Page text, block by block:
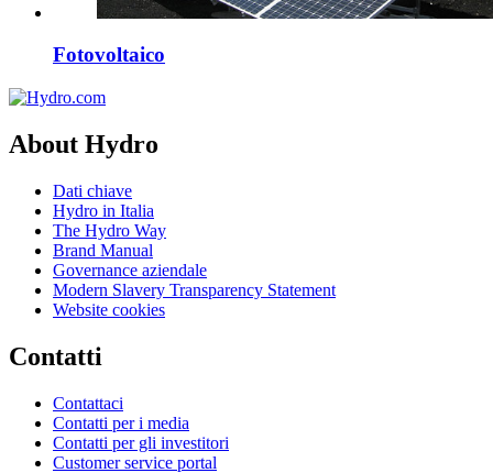
Fotovoltaico
About Hydro
Dati chiave
Hydro in Italia
The Hydro Way
Brand Manual
Governance aziendale
Modern Slavery Transparency Statement
Website cookies
Contatti
Contattaci
Contatti per i media
Contatti per gli investitori
Customer service portal